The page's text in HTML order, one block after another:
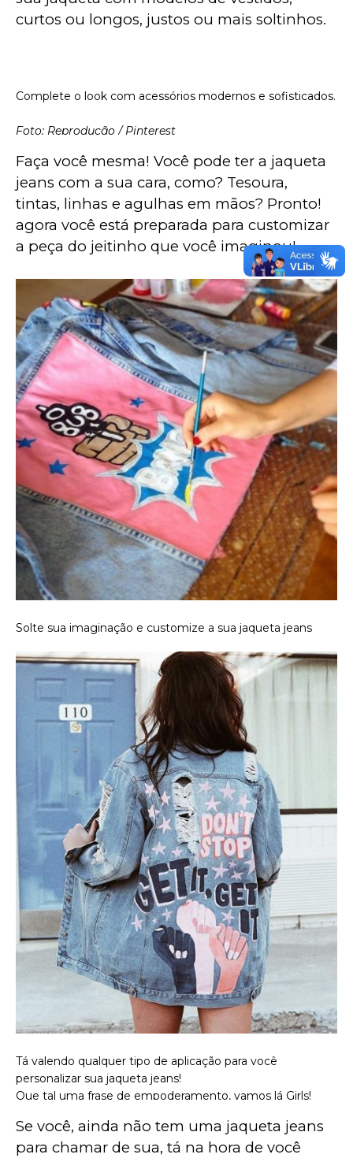
curtos ou longos, justos ou mais soltinhos.
Complete o look com acessórios modernos e sofisticados.
Foto: Reprodução / Pinterest
Faça você mesma! Você pode ter a jaqueta
jeans com a sua cara, como? Tesoura,
tintas, linhas e agulhas em mãos? Pronto!
agora você está preparada para customizar
a peça do jeitinho que você imaginou!
Solte sua imaginação e customize a sua jaqueta jeans
Tá valendo qualquer tipo de aplicação para você
personalizar sua jaqueta jeans!
Que tal uma frase de empoderamento, vamos lá Girls!
Foto: Reprodução / Pinterest
Se você, ainda não tem uma jaqueta jeans
para chamar de sua, tá na hora de você